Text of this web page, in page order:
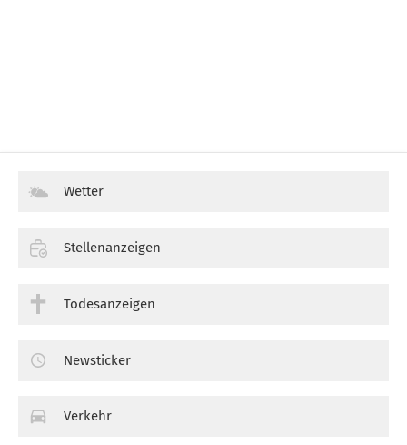
Wetter
Stellenanzeigen
Todesanzeigen
Newsticker
Verkehr